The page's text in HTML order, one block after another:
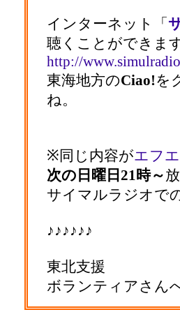
インターネット「
聴くことができま
http://
東海地方のCiao!を
ね。
※同じ内容がエフ
次の日曜日21時～
サイマルラジオで
♪♪♪♪♪♪
東北支援
ボランティアさ